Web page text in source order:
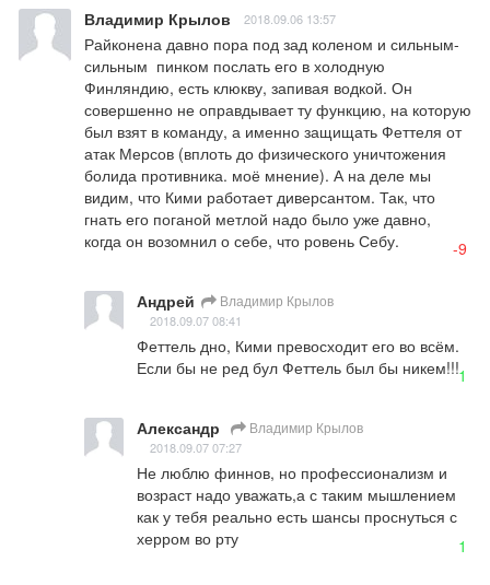
Владимир Крылов 2018.09.06 13:57
Райконена давно пора под зад коленом и сильным-
сильным  пинком послать его в холодную
Финляндию, есть клюкву, запивая водкой. Он
совершенно не оправдывает ту функцию, на которую
был взят в команду, а именно защищать Феттеля от
атак Мерсов (вплоть до физического уничтожения
болида противника. моё мнение). А на деле мы
видим, что Кими работает диверсантом. Так, что
гнать его поганой метлой надо было уже давно,
когда он возомнил о себе, что ровень Себу.
-9
Андрей Владимир Крылов
2018.09.07 08:41
Феттель дно, Кими превосходит его во всём.
Если бы не ред бул Феттель был бы никем!!!1
Александр Владимир Крылов
2018.09.07 07:27
Не люблю финнов, но профессионализм и
возраст надо уважать,а с таким мышлением
как у тебя реально есть шансы проснуться с
херром во рту
1